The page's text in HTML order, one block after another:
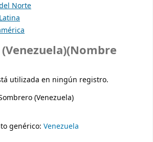
Norte
utilizada en ningún registro.
(Venezuela)
genérico: Venezuela